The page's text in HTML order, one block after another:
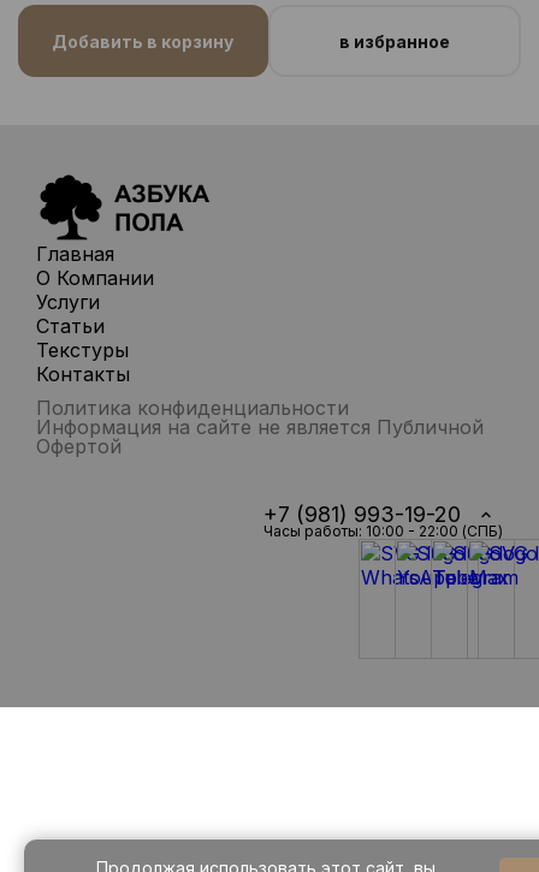
Добавить в корзину в избранное
Главная
О Компании
Услуги
Статьи
Текстуры
Контакты
Политика конфиденциальности
Информация на сайте не является Публичной
Офертой
+7 (981) 993-19-20
Часы работы: 10:00 - 22:00 (СПБ)
Продолжая использовать этот сайт, вы